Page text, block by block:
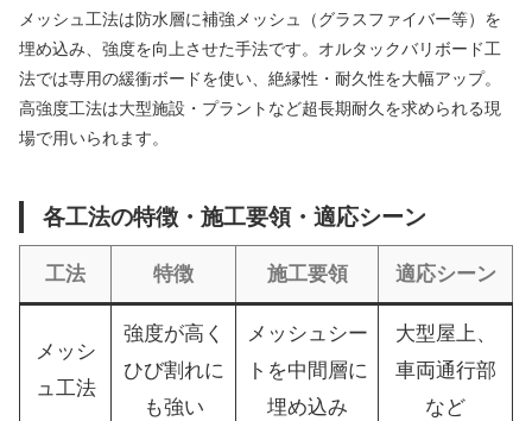
メッシュ工法は防水層に補強メッシュ（グラスファイバー等）を
埋め込み、強度を向上させた手法です。オルタックバリボード工
法では専用の緩衝ボードを使い、絶縁性・耐久性を大幅アップ。
高強度工法は大型施設・プラントなど超長期耐久を求められる現
場で用いられます。
各工法の特徴・施工要領・適応シーン
工法 特徴 施工要領 適応シーン
メッシ
ュ工法
強度が高く
ひび割れに
も強い
メッシュシー
トを中間層に
埋め込み
大型屋上、
車両通行部
など